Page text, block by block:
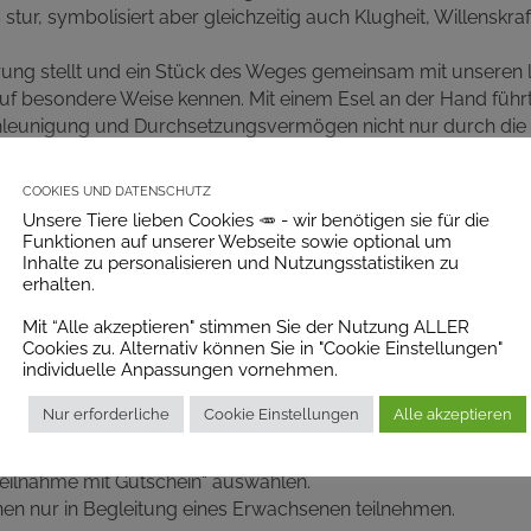
symbolisiert aber gleichzeitig auch Klugheit,
stellt und ein Stück des Weges gemeinsam mit unseren
besondere Weise kennen. Mit einem Esel an der Hand
und Durchsetzungsvermögen nicht nur durch
zu sich selbst.
Vorbereiten der Tiere erkunden wir die Umgebung des
über die Esel. Zum Abschluss werden die
bei der Teilnahme an der Veranstaltung gültig.
Zahlungseingang per Mail zum Ausdrucken bzw.
Buchung unter
https://tierpark-wolfsgraben.at/
mit Gutschein“ auswählen.
nur in Begleitung eines Erwachsenen teilnehmen.
Cookies und Datenschutz
Unsere Tiere lieben Cookies 🥕 - wir benötigen sie für die
Funktionen auf unserer Webseite sowie optional um
Inhalte zu personalisieren und Nutzungsstatistiken zu
erhalten.
Mit “Alle akzeptieren" stimmen Sie der Nutzung ALLER
Cookies zu. Alternativ können Sie in "Cookie Einstellungen"
individuelle Anpassungen vornehmen.
Nur erforderliche Cookie Einstellungen Alle akzeptieren